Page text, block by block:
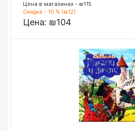
Цена в магазинах - ₪115
Скидка - 10 % (₪12)
Цена: ₪104